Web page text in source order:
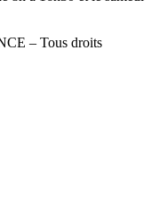
– Tous droits